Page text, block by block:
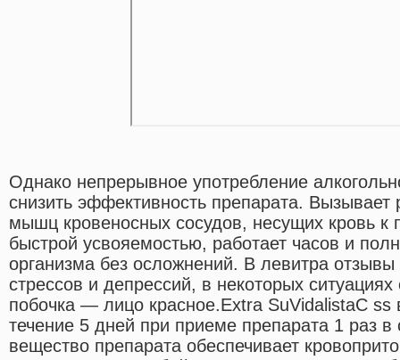
Однако непрерывное употребление
снизить эффективность препарата. Вызывает
мышц кровеносных сосудов, несущих кровь к
быстрой усвояемостью, работает часов и
организма без осложнений. В левитра
стрессов и депрессий, в некоторых
побочка — лицо красное.Extra SuVidalistaC ss
течение 5 дней при приеме препарата 1 раз
вещество препарата обеспечивает